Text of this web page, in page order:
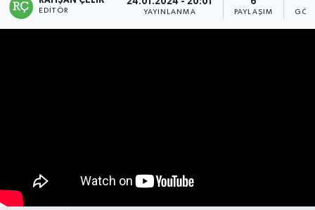
EDITÖR
24.01.2024 - 20:01
YAYINLANMA
6
PAYLAŞIM